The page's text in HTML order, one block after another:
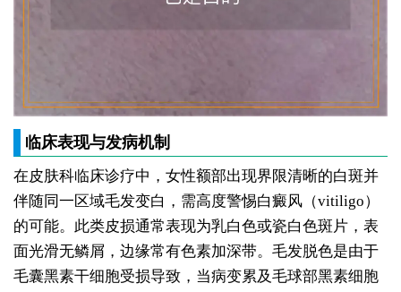
临床表现与发病机制
在皮肤科临床诊疗中，女性额部出现界限清晰的白斑并
伴随同一区域毛发变白，需高度警惕白癜风（vitiligo）
的可能。此类皮损通常表现为乳白色或瓷白色斑片，表
面光滑无鳞屑，边缘常有色素加深带。毛发脱色是由于
毛囊黑素干细胞受损导致，当病变累及毛球部黑素细胞